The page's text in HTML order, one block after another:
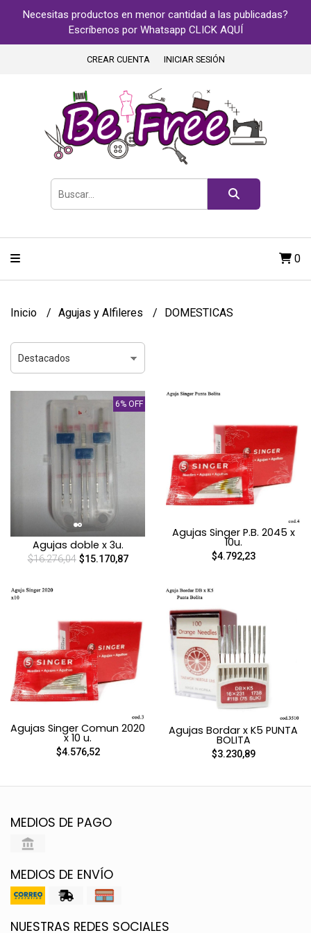
Necesitas productos en menor cantidad a las publicadas?
Escríbenos por Whatsapp CLICK AQUÍ
CREAR CUENTA INICIAR SESIÓN
0
Inicio Agujas y Alfileres DOMESTICAS
6% OFF
Agujas doble x 3u.
$16.276,04$15.170,87
Agujas Singer P.B. 2045 x
10u.
$4.792,23
Agujas Singer Comun 2020
x 10 u.
$4.576,52
Agujas Bordar x K5 PUNTA
BOLITA
$3.230,89
MEDIOS DE PAGO
MEDIOS DE ENVÍO
NUESTRAS REDES SOCIALES